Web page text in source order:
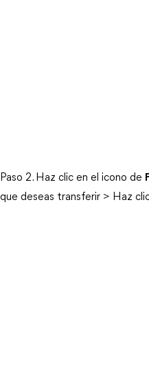
Paso 2. Haz clic en el icono de
que deseas transferir > Haz